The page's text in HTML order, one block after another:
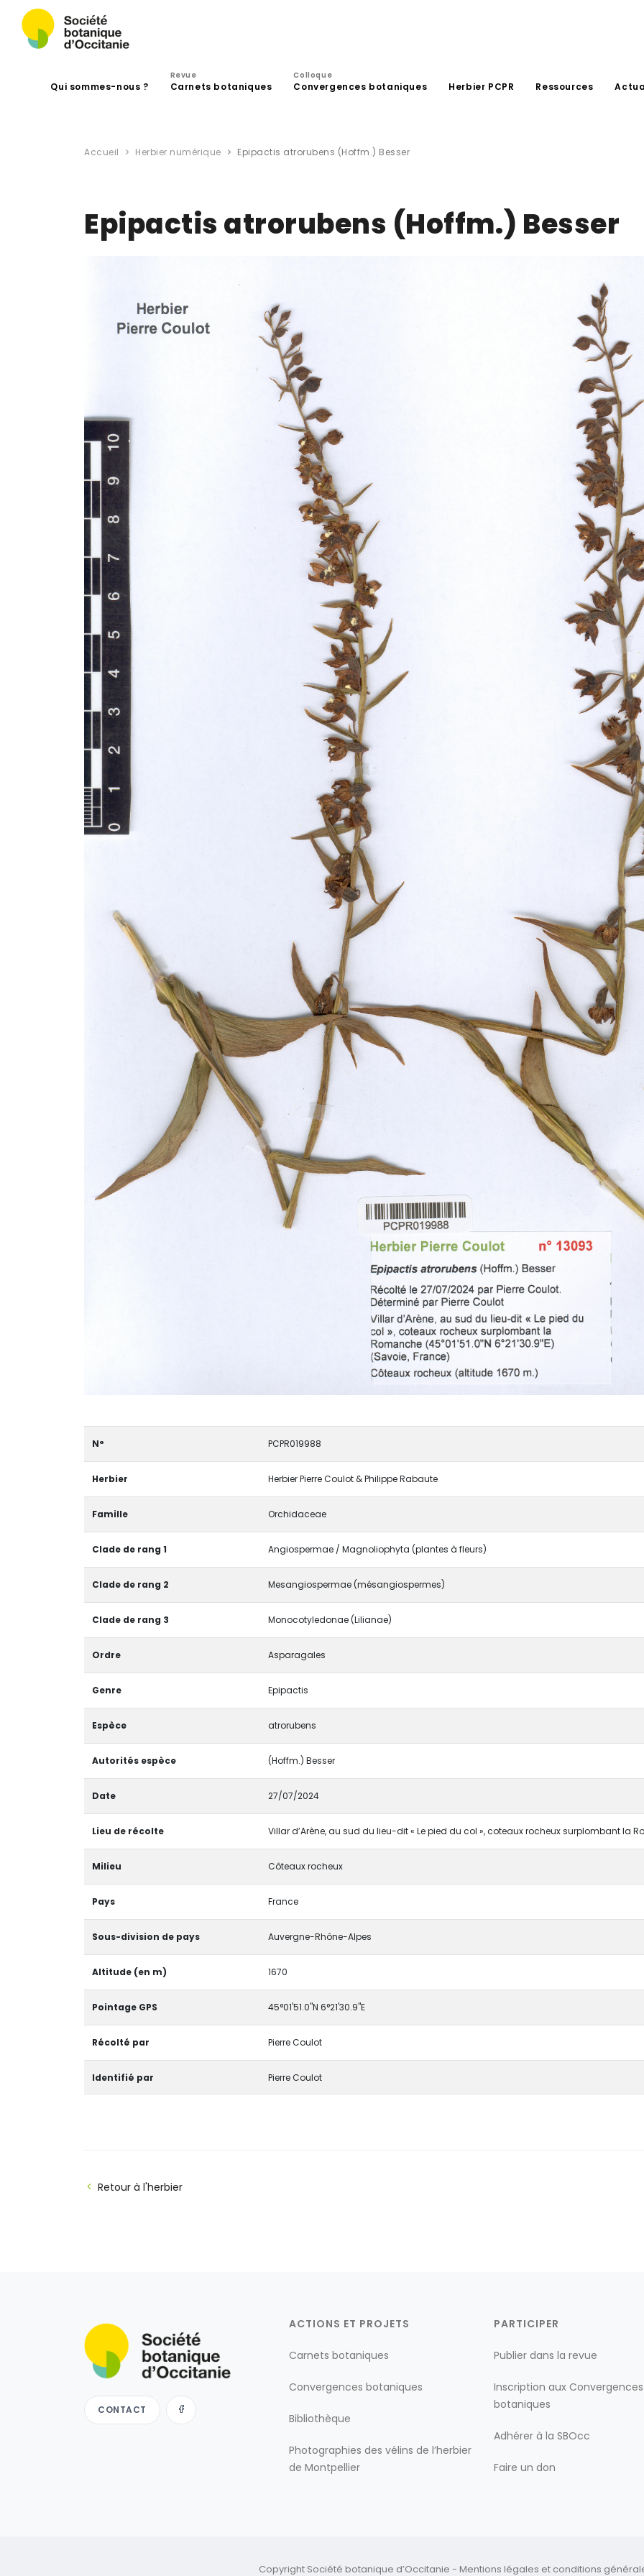
Qui sommes-nous ?
Revue
Carnets botaniques
Colloque
Convergences botaniques Herbier PCPR Ressources
Accueil Herbier numérique Epipactis atrorubens (Hoffm.) Besser
Epipactis atrorubens (Hoffm.) Besser
N° PCPR019988
Herbier Herbier Pierre Coulot & Philippe Rabaute
Famille Orchidaceae
Clade de rang 1 Angiospermae / Magnoliophyta (plantes à fleurs)
Clade de rang 2 Mesangiospermae (mésangiospermes)
Clade de rang 3 Monocotyledonae (Lilianae)
Ordre Asparagales
Genre Epipactis
Espèce atrorubens
Autorités espèce (Hoffm.) Besser
Date 27/07/2024
Lieu de récolte Villar d’Arène, au sud du lieu-dit « Le pied du col », coteaux rocheux surplombant la
Milieu Côteaux rocheux
Pays France
Sous-division de pays Auvergne-Rhône-Alpes
Altitude (en m) 1670
Pointage GPS 45°01'51.0"N 6°21'30.9"E
Récolté par Pierre Coulot
Identifié par Pierre Coulot
Retour à l'herbier
CONTACT
ACTIONS ET PROJETS
Carnets botaniques
Convergences botaniques
Bibliothèque
Photographies des vélins de l’herbier
de Montpellier
PARTICIPER
Publier dans la revue
Inscription aux Convergences
botaniques
Adhérer à la SBOcc
Faire un don
Copyright Société botanique d’Occitanie - Mentions légales et conditions